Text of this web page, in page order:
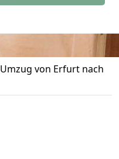
Umzug von Erfurt nach